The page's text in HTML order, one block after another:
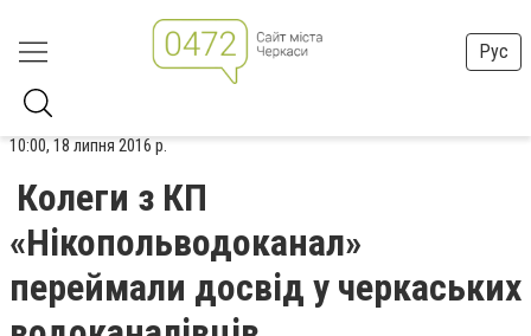
Рус
10:00, 18 липня 2016 р.
Колеги з КП
«Нікопольводоканал»
переймали досвід у черкаських